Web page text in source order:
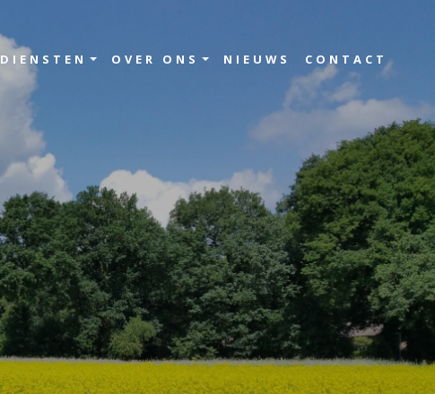
DIENSTEN OVER ONS NIEUWS CONTACT